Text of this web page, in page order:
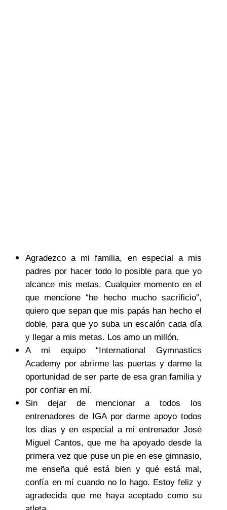
Agradezco a mi familia, en especial a mis
padres por hacer todo lo posible para que yo
alcance mis metas. Cualquier momento en el
que mencione “he hecho mucho sacrificio”,
quiero que sepan que mis papás han hecho el
doble, para que yo suba un escalón cada día
y llegar a mis metas. Los amo un millón.
A mi equipo “International Gymnastics
Academy por abrirme las puertas y darme la
oportunidad de ser parte de esa gran familia y
por confiar en mí.
Sin dejar de mencionar a todos los
entrenadores de IGA por darme apoyo todos
los días y en especial a mi entrenador José
Miguel Cantos, que me ha apoyado desde la
primera vez que puse un pie en ese gimnasio,
me enseña qué está bien y qué está mal,
confía en mí cuando no lo hago. Estoy feliz y
agradecida que me haya aceptado como su